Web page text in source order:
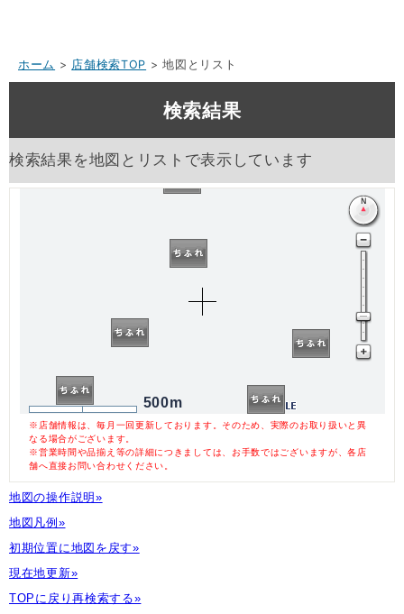
ホーム > 店舗検索TOP > 地図とリスト
検索結果
検索結果を地図とリストで表示しています
500m
※店舗情報は、毎月一回更新しております。そのため、実際のお取り扱いと異
なる場合がございます。
※営業時間や品揃え等の詳細につきましては、お手数ではございますが、各店
舗へ直接お問い合わせください。
地図の操作説明»
地図凡例»
初期位置に地図を戻す»
現在地更新»
TOPに戻り再検索する»